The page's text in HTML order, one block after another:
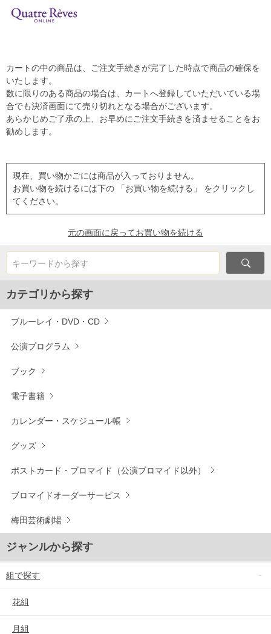
カートの中の商品は、ご注文手続きが完了した時点で商品の確保を
いたします。
数に限りのある商品の場合は、カートへ登録していただいている場
合でも決済画面にて売り切れとなる場合がございます。
あらかじめご了承の上、お早めにご注文手続きを済ませることをお
勧めします。
現在、買い物かごには商品が入っておりません。
お買い物を続けるには下の 「お買い物を続ける」 をクリックし
てください。
元の画面に戻ってお買い物を続ける
キーワードから探す
カテゴリから探す
ブルーレイ・DVD・CD
公演プログラム
ブック
電子書籍
カレンダー・スケジュール帳
グッズ
ポストカード・ブロマイド（公演ブロマイド以外）
ブロマイドオーダーサービス
梅田芸術劇場
ジャンルから探す
組で探す
花組
月組